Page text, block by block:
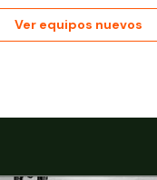
Ver equipos nuevos